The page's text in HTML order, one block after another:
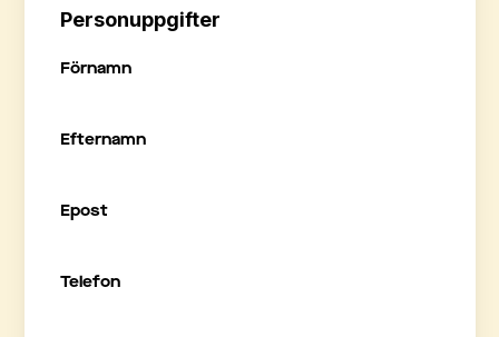
Personuppgifter
Förnamn
Efternamn
Epost
Telefon